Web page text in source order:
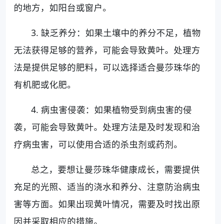
的地方，如阳台或窗户。
3. 缺乏养分：如果土壤中的养分不足，植物
无法获得足够的营养，可能会导致黄叶。处理方
法是提供足够的肥料，可以选择适合曼莎珠华的
有机肥或化肥。
4. 病虫害侵袭：如果植物受到病虫害的侵
袭，可能会导致黄叶。处理方法是及时发现和治
疗病虫害，可以使用合适的杀虫剂或药剂。
总之，要想让曼莎珠华健康成长，需要提供
充足的光照、适当的浇水和养分、注意防治病虫
害等方面。如果出现黄叶情况，需要及时找出原
因并采取相应的措施。